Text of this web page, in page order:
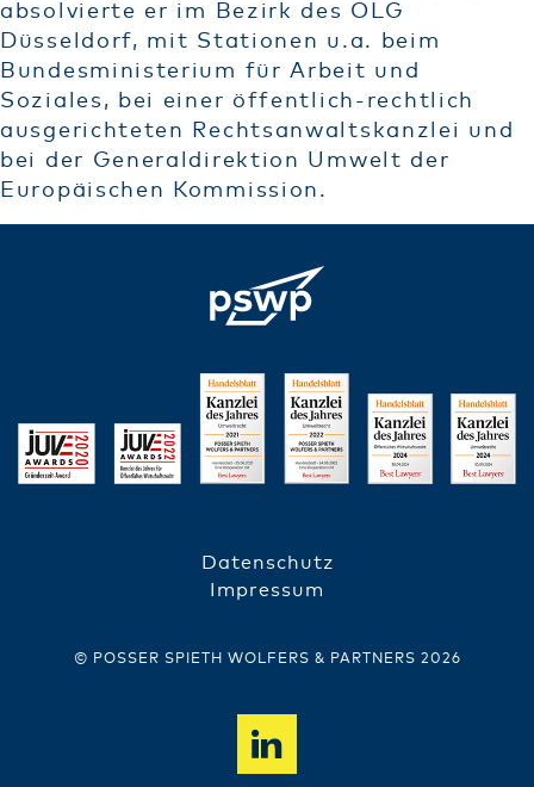
absolvierte er im Bezirk des OLG
Düsseldorf, mit Stationen u.a. beim
Bundesministerium für Arbeit und
Soziales, bei einer öffentlich-rechtlich
ausgerichteten Rechtsanwaltskanzlei und
bei der Generaldirektion Umwelt der
Europäischen Kommission.
FUSSZEILE
Datenschutz
Impressum
© POSSER SPIETH WOLFERS & PARTNERS 2026